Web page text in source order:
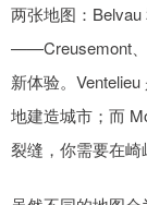
两张地图：
——Creusemont
新体验。
地建造城市；而
裂缝，你需要在崎